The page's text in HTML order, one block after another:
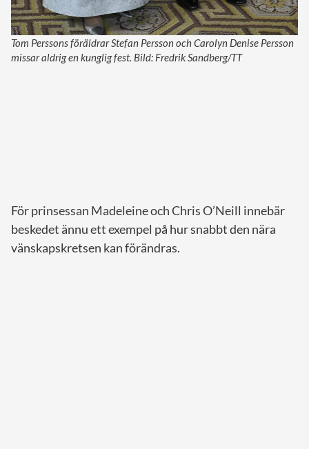
Tom Perssons föräldrar Stefan Persson och Carolyn Denise Persson
missar aldrig en kunglig fest. Bild: Fredrik Sandberg/TT
För prinsessan Madeleine och Chris O’Neill innebär
beskedet ännu ett exempel på hur snabbt den nära
vänskapskretsen kan förändras.